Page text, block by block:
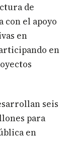
de
con el apoyo
en
en
seis
para
en